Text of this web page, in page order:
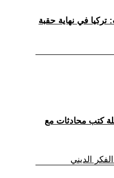
كتب محادثات مع
الديني